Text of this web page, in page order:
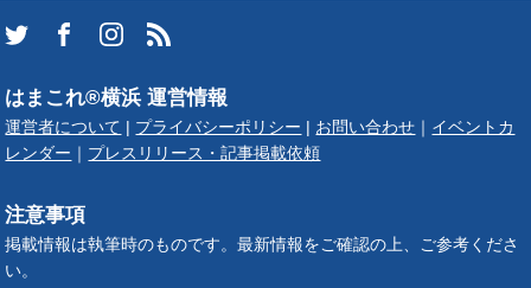
はまこれ®横浜 運営情報
運営者について プライバシーポリシー お問い合わせ
イベントカ
レンダー
プレスリリース・記事掲載依頼
注意事項
掲載情報は執筆時のものです。最新情報をご確認の上、ご参考くださ
い。